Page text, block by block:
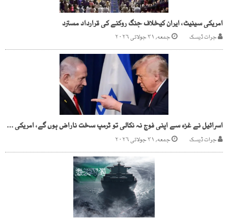
امریکی سینیٹ، ایران کیخلاف جنگ روکنے کی قرارداد مسترد
جرات ڈیسک جمعه, ۳۱ جولائی ۲۰۲۶
اسرائیل نے غزہ سے اپنی فوج نہ نکالی تو ٹرمپ سخت ناراض ہوں گے، امریکی حکام
جرات ڈیسک جمعه, ۳۱ جولائی ۲۰۲۶